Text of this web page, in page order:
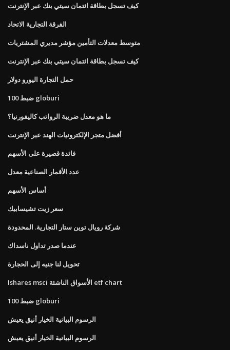
كيف تسجل بطاقة ائتمان سيتي بنك عبر الإنترنت
الفرقة التجارية الاتحاد
متوسط ​​معدلات التأمين مؤشر مديري المشتريات
كيف تسجل بطاقة ائتمان سيتي بنك عبر الإنترنت
حمل التجارة اليورو دولار
ضبط 100 globuri
ما هو معدل ضريبة الرواتب كاليفورنيا؟
أفضل متجر الإلكترونيات الهند عبر الإنترنت
فائدة قصيرة على الأسهم
عدد الأقمار الصناعية معدل
أساس الأسهم
سعر زيت تشيسابيك
شركة رويال توين ستار التجارية. المحدودة
عندما صدر تداول ناسداك
تحويل لنا جنيه إلى الحجارة
Ishares msci الأسواق الناشئة etf chart
ضبط 100 globuri
الرسوم البيانية الخيار أنيق يعيش
الرسوم البيانية الخيار أنيق يعيش